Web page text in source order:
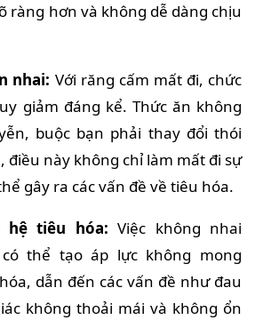
ràng hơn và không dễ dàng chịu
nhai: Với răng cấm mất đi, chức
giảm đáng kể. Thức ăn không
buộc bạn phải thay đổi thói
điều này không chỉ làm mất đi sự
gây ra các vấn đề về tiêu hóa.
hệ tiêu hóa: Việc không nhai
thể tạo áp lực không mong
dẫn đến các vấn đề như đau
không thoải mái và không ổn